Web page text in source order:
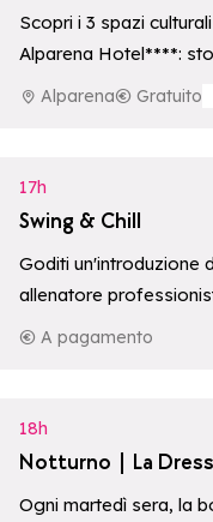
Scopri i 3 spazi
Alparena Hotel****:
ascensioni, ecosistemi
Alparena Gratuito
17h
Swing & Chill
Goditi un'introduzione
allenatore
aperitivo al PARADIS.
A pagamento
18h
Notturno | La Dress
Ogni martedì sera, la